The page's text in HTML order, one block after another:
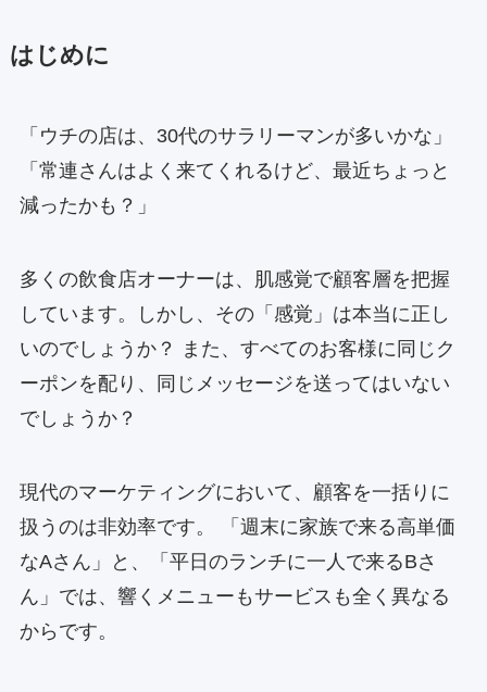
はじめに
「ウチの店は、30代のサラリーマンが多いかな」
「常連さんはよく来てくれるけど、最近ちょっと
減ったかも？」
多くの飲食店オーナーは、肌感覚で顧客層を把握
しています。しかし、その「感覚」は本当に正し
いのでしょうか？ また、すべてのお客様に同じク
ーポンを配り、同じメッセージを送ってはいない
でしょうか？
現代のマーケティングにおいて、顧客を一括りに
扱うのは非効率です。 「週末に家族で来る高単価
なAさん」と、「平日のランチに一人で来るBさ
ん」では、響くメニューもサービスも全く異なる
からです。